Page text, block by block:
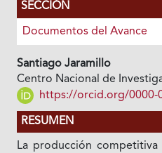
SECCIÓN
Documentos del Avance
Santiago Jaramillo
Centro Nacional de
https://orcid.org/0000-
RESUMEN
La producción